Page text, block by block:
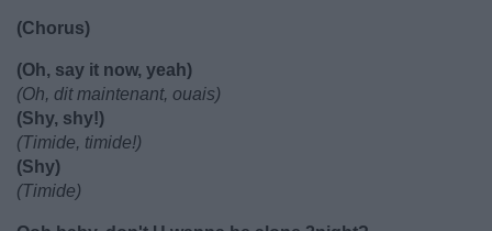
(Chorus)
(Oh, say it now, yeah)
(Oh, dit maintenant, ouais)
(Shy, shy!)
(Timide, timide!)
(Shy)
(Timide)